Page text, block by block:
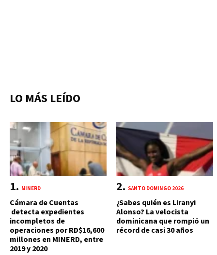
LO MÁS LEÍDO
MINERD
Cámara de Cuentas
detecta expedientes
incompletos de
operaciones por RD$16,600
millones en MINERD, entre
2019 y 2020
SANTO DOMINGO 2026
¿Sabes quién es Liranyi
Alonso? La velocista
dominicana que rompió un
récord de casi 30 años